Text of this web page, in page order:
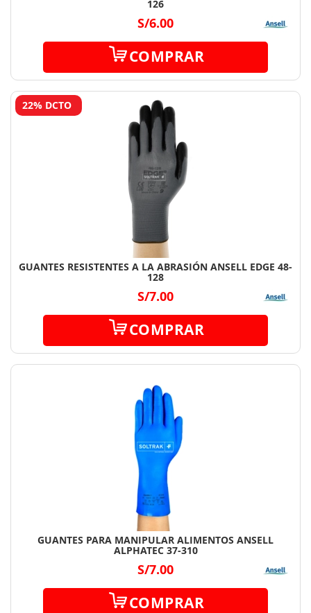
126
S/6.00
COMPRAR
22% DCTO
GUANTES RESISTENTES A LA ABRASIÓN ANSELL EDGE 48-
128
S/7.00
COMPRAR
GUANTES PARA MANIPULAR ALIMENTOS ANSELL
ALPHATEC 37-310
S/7.00
COMPRAR